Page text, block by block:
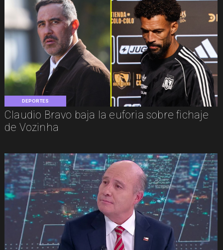
DEPORTES
Claudio Bravo baja la euforia sobre fichaje
de Vozinha